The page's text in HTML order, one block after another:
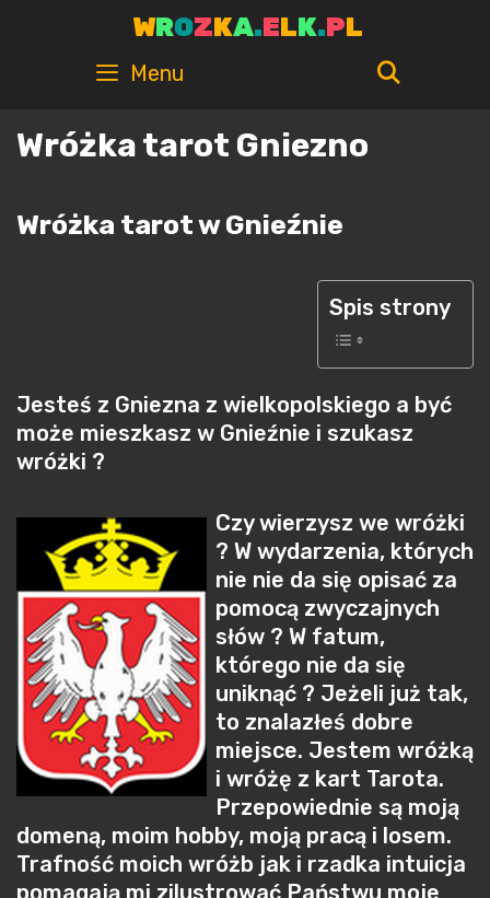
WROZKA.ELK.PL
Menu
Wróżka tarot Gniezno
Wróżka tarot w Gnieźnie
Spis strony
Jesteś z Gniezna z wielkopolskiego a być
może mieszkasz w Gnieźnie i szukasz
wróżki ?
Czy wierzysz we wróżki
? W wydarzenia, których
nie nie da się opisać za
pomocą zwyczajnych
słów ? W fatum,
którego nie da się
uniknąć ? Jeżeli już tak,
to znalazłeś dobre
miejsce. Jestem wróżką
i wróżę z kart Tarota.
Przepowiednie są moją
domeną, moim hobby, moją pracą i losem.
Trafność moich wróżb jak i rzadka intuicja
pomagają mi zilustrować Państwu moje